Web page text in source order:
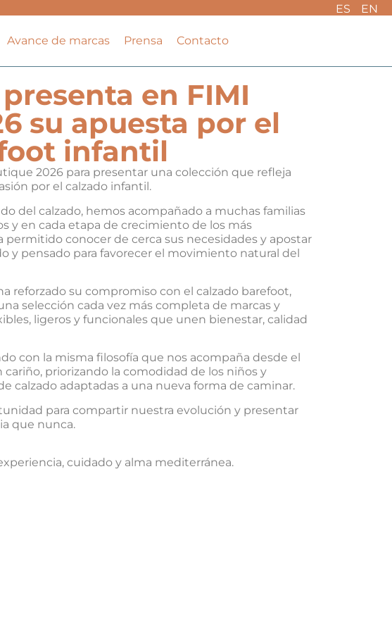
ES EN
Avance de marcas Prensa Contacto
en FIMI
su apuesta por el
infantil
2026 para presentar una colección que refleja
por el calzado infantil.
del calzado, hemos acompañado a muchas familias
y en cada etapa de crecimiento de los más
permitido conocer de cerca sus necesidades y apostar
y pensado para favorecer el movimiento natural del
reforzado su compromiso con el calzado barefoot,
selección cada vez más completa de marcas y
ligeros y funcionales que unen bienestar, calidad
con la misma filosofía que nos acompaña desde el
priorizando la comodidad de los niños y
calzado adaptadas a una nueva forma de caminar.
para compartir nuestra evolución y presentar
que nunca.
cuidado y alma mediterránea.